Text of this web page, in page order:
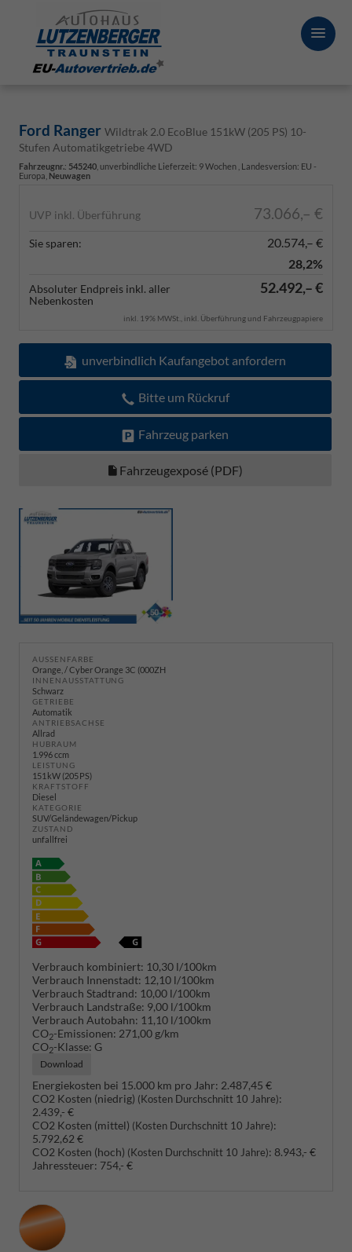
Ford Ranger Wildtrak 2.0 EcoBlue 151kW (205 PS) 10-
Stufen Automatikgetriebe 4WD
Fahrzeugnr.: 545240 , unverbindliche Lieferzeit: 9 Wochen , Landesversion: EU -
Europa, Neuwagen
UVP inkl. Überführung 73.066,– €
Sie sparen:
20.574,– €
28,2%
Absoluter Endpreis inkl. aller
Nebenkosten
52.492,– €
inkl. 19% MWSt., inkl. Überführung und Fahrzeugpapiere
unverbindlich Kaufangebot anfordern
Bitte um Rückruf
Fahrzeug parken
Fahrzeugexposé (PDF)
AUSSENFARBE
Orange, / Cyber Orange 3C (000ZH
INNENAUSSTATTUNG
Schwarz
GETRIEBE
Automatik
ANTRIEBSACHSE
Allrad
HUBRAUM
1.996 ccm
LEISTUNG
151 kW (205 PS)
KRAFTSTOFF
Diesel
KATEGORIE
SUV/Geländewagen/Pickup
ZUSTAND
unfallfrei
Verbrauch kombiniert: 10,30 l/100km
Verbrauch Innenstadt: 12,10 l/100km
Verbrauch Stadtrand: 10,00 l/100km
Verbrauch Landstraße: 9,00 l/100km
Verbrauch Autobahn: 11,10 l/100km
CO2-Emissionen: 271,00 g/km
CO2-Klasse: G
Download
Energiekosten bei 15.000 km pro Jahr: 2.487,45 €
CO2 Kosten (niedrig) (Kosten Durchschnitt 10 Jahre):
2.439,- €
CO2 Kosten (mittel) (Kosten Durchschnitt 10 Jahre):
5.792,62 €
CO2 Kosten (hoch) (Kosten Durchschnitt 10 Jahre): 8.943,- €
Jahressteuer: 754,- €